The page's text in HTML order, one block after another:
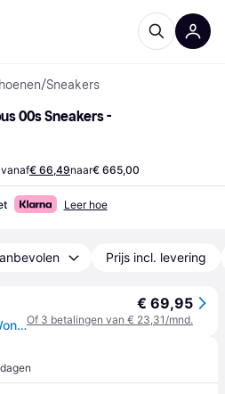
/Sneakers
00s Sneakers -
€ 66,49naar€ 665,00
Leer hoe
Prijs incl. levering
Adidas Campus 00s 'Wonder White' - Maat 42 2/3 (ARCHIEF)
€ 69,95
Of 3 betalingen van € 23,31/mnd.